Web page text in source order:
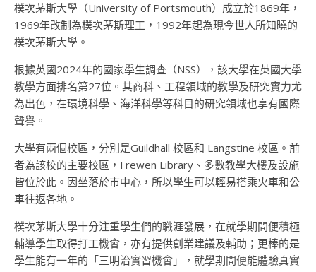
樸次茅斯大學（University of Portsmouth）成立於1869年，
1969年改制為樸次茅斯理工，1992年起為現今世人所知曉的
樸次茅斯大學。
根據英國2024年的國家學生調查（NSS），該大學在英國大學
教學方面排名第27位。其商科、工程領域的教學及研究實力尤
為出色，在環境科學、海洋科學等科目的研究領域也享有國際
聲譽。
大學有兩個校區，分別是Guildhall 校區和 Langstine 校區。前
者為該校的主要校區，Frewen Library、多數教學大樓及設施
皆位於此。因坐落於市中心，所以學生可以輕易搭乘火車和公
車往返各地。
樸次茅斯大學十分注重學生們的職涯發展，在就學期間便積極
輔導學生取得打工機會，亦有提供創業建議及輔助；更棒的是
學生能有一年的「三明治實習機會」，就學期間便能體驗真實